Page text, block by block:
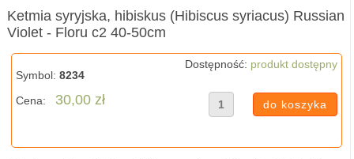
Ketmia syryjska, hibiskus (Hibiscus syriacus) Russian
Violet - Floru c2 40-50cm
Symbol: 8234
Cena:
30,00 zł
Dostępność: produkt dostępny